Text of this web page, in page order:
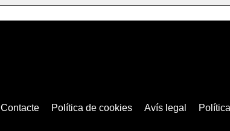
Contacte Política de cookies Avís legal